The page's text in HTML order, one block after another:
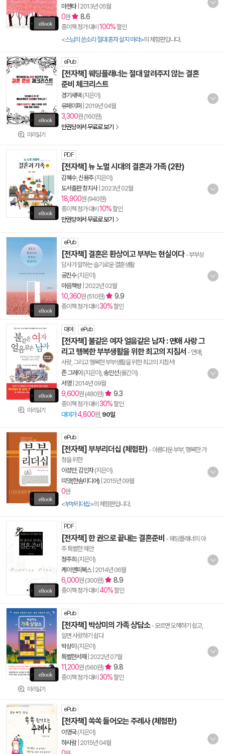
마젠타| 2013년 05월
0원 8.6
종이책 정가 대비 100%할인
<스님의 쓴소리 절대 혼자 살지 마라>의 체험판입니다.
미리읽기
ePub
[전자책] 웨딩플래너는 절대 알려주지 않는 결혼
준비 체크리스트
경기새댁 (지은이)
유페이퍼 2019년 04월
3,300원 (160원)
만권당에서 무료로 보기
PDF
[전자책] 뉴 노멀 시대의 결혼과 가족 (2판)
김혜수, 신용주(지은이)
도서출판 창지사| 2023년 02월
18,900원 (940원)
종이책 정가 대비 10%할인
만권당에서 무료로 보기
ePub
[전자책] 결혼은 환상이고 부부는 현실이다- 부부상
담사가 말하는 슬기로운 결혼생활
공진수(지은이)
마음책방| 2022년 02월
10,360원 (510원) 9.9
종이책 정가 대비 30%할인
미리읽기
대여 ePub
[전자책] 불같은 여자 얼음같은 남자 : 연애 사랑 그
리고 행복한 부부생활을 위한 최고의 지침서 - 연애,
사랑, 그리고 행복한 부부생활을 위한 최고의 지침서!
존 그레이 (지은이), 송인선(옮긴이)
서영| 2014년 09월
9,600원 (480원) 9.3
종이책 정가 대비 30%할인
대여가4,800원, 90일
ePub
[전자책] 부부리더십 (체험판) - 아름다운 부부, 행복한 가
정을 위한
이성만,김인자(지은이)
띠앗(한솜미디어) 2015년 09월
0원
<부부리더십>의 체험판입니다.
PDF
[전자책] 한 권으로 끝내는 결혼준비 - 웨딩플래너의 아
주 특별한 제안
정주희 (지은이)
케이앤피북스| 2014년 06월
6,000원 (300원) 8.9
종이책 정가 대비 40%할인
미리읽기
ePub
[전자책] 박상미의 가족 상담소- 모르면 오해하기 쉽고,
알면 사랑하기 쉽다
박상미 (지은이)
특별한서재 2022년 07월
11,200원 (560원) 9.8
종이책 정가 대비 30%할인
ePub
[전자책] 쏙쏙 들어오는 주례사 (체험판)
이영국(지은이)
하사람| 2015년 04월